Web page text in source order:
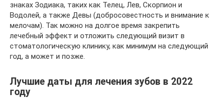
знаках Зодиака, таких как Телец, Лев, Скорпион и
Водолей, а также Девы (добросовестность и внимание к
мелочам). Так можно на долгое время закрепить
лечебный эффект и отложить следующий визит в
стоматологическую клинику, как минимум на следующий
год, а может и позже.
Лучшие даты для лечения зубов в 2022
году